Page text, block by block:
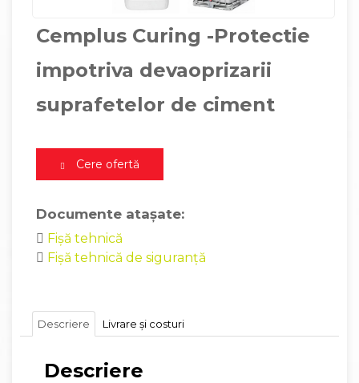
Cemplus Curing -Protectie
impotriva devaoprizarii
suprafetelor de ciment
Cere ofertă
Documente atașate:
Fișă tehnică
Fișă tehnică de siguranță
Descriere Livrare și costuri
Descriere